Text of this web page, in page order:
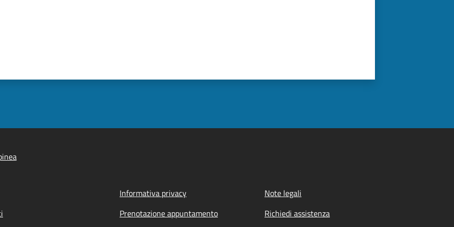
Informativa privacy
Note legali
Prenotazione appuntamento Richiedi assistenza